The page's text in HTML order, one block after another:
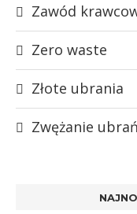
Zawód
Zero waste
Złote ubrania
Zwężanie ubrań